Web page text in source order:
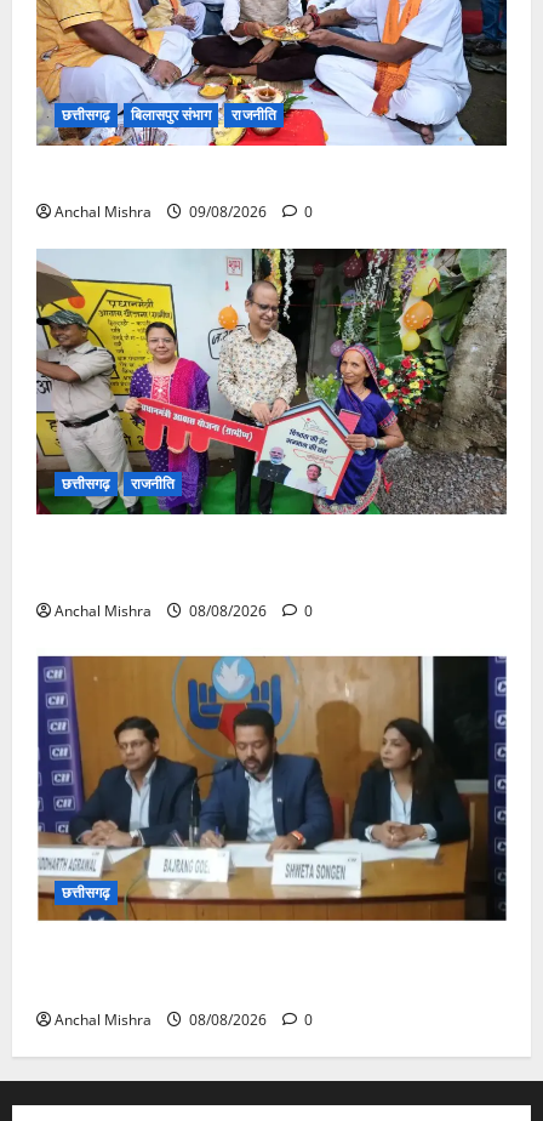
छत्तीसगढ़ बिलासपुर संभाग राजनीति
Anchal Mishra 09/08/2026 0
छत्तीसगढ़ राजनीति
Anchal Mishra 08/08/2026 0
छत्तीसगढ़
Anchal Mishra 08/08/2026 0